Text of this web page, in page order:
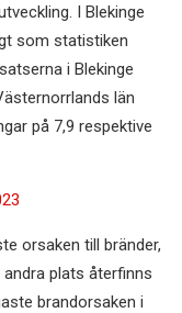
I Blekinge
som statistiken
i Blekinge
län
på 7,9 respektive
orsaken till bränder,
andra plats återfinns
brandorsaken i